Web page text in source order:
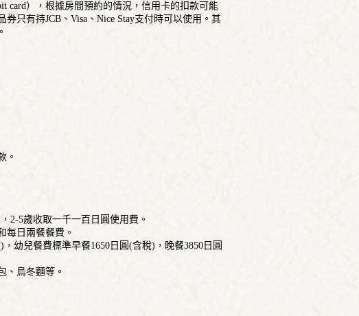
card），根據房間預約的情況，信用卡的扣款可能
只有持JCB、Visa、Nice Stay支付時可以使用。其
。
2-5歲收取一千一百日圓使用費。
每日兩餐餐費。
幼兒餐費標準早餐1650日圓(含稅)，晚餐3850日圓
、烏冬麵等。